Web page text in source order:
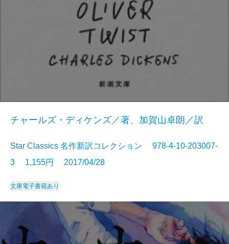
チャールズ・ディケンズ／著、加賀山卓朗／訳
Star Classics 名作新訳コレクション 978-4-10-203007-
3 1,155円 2017/04/28
文庫電子書籍あり